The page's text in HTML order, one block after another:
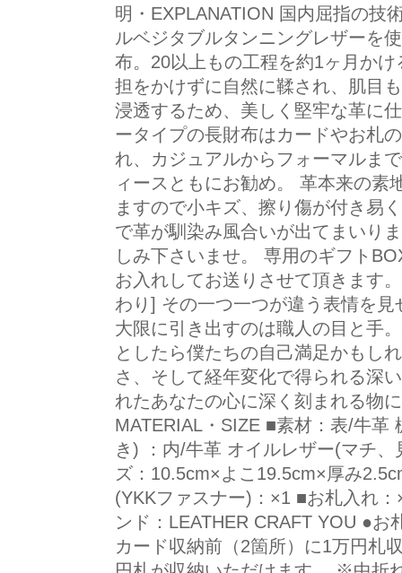
明・EXPLANATION 国内屈指の技
ルベジタブルタンニングレザーを
布。20以上もの工程を約1ヶ月か
担をかけずに自然に鞣され、肌目
浸透するため、美しく堅牢な革に
ータイプの長財布はカードやお札
れ、カジュアルからフォーマルま
ィースともにお勧め。 革本来の素
ますので小キズ、擦り傷が付き易
で革が馴染み風合いが出てまいり
しみ下さいませ。 専用のギフト
お入れしてお送りさせて頂きます
わり] その一つ一つが違う表情を
大限に引き出すのは職人の目と手
としたら僕たちの自己満足かもし
さ、そして経年変化で得られる深
れたあなたの心に深く刻まれる物
MATERIAL・SIZE ■素材：表/牛革
き) ：内/牛革 オイルレザー(マチ
ズ：10.5cm×よこ19.5cm×厚み
(YKKファスナー)：×1 ■お札入れ
ンド：LEATHER CRAFT YOU ●
カード収納前（2箇所）に1万円札